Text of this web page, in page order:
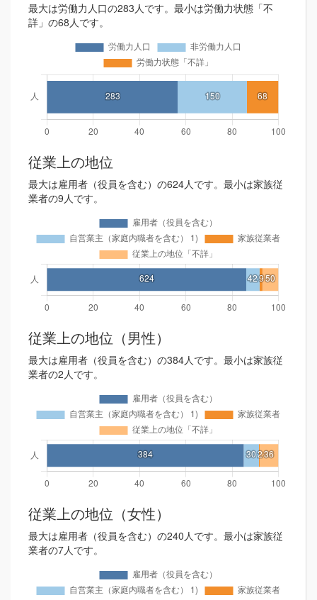
最大は労働力人口の283人です。最小は労働力状態「不
詳」の68人です。
従業上の地位
最大は雇用者（役員を含む）の624人です。最小は家族従
業者の9人です。
従業上の地位（男性）
最大は雇用者（役員を含む）の384人です。最小は家族従
業者の2人です。
従業上の地位（女性）
最大は雇用者（役員を含む）の240人です。最小は家族従
業者の7人です。